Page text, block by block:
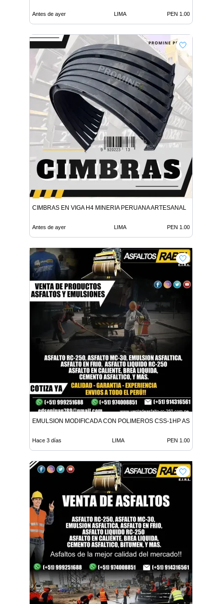
Antes de ayer LIMA PEN 1.00
CIMBRAS EN VIGA H4 MINERIA PERUANA ARTESANAL
Antes de ayer LIMA PEN 1.00
EMULSION MODIFICADA CON POLIMEROS CSS-1HP ASFALTO
Hace 3 días LIMA PEN 1.00